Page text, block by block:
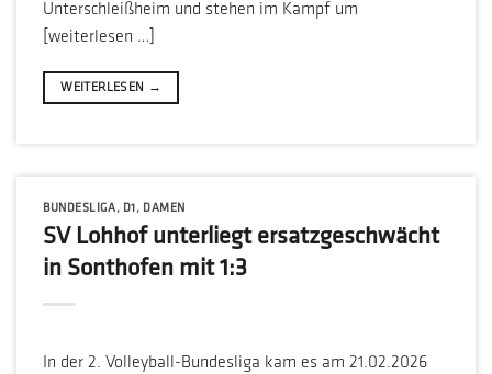
Unterschleißheim und stehen im Kampf um
[weiterlesen …]
WEITERLESEN →
BUNDESLIGA, D1, DAMEN
SV Lohhof unterliegt ersatzgeschwächt
in Sonthofen mit 1:3
In der 2. Volleyball-Bundesliga kam es am 21.02.2026